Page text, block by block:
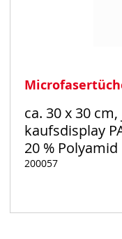
ca. 30 x 30
kaufsdisplay
20 % Polyamid
200057
Auf